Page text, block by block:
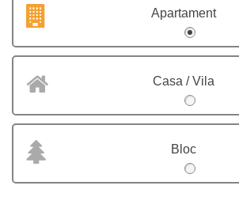
Apartament
Casa / Vila
Bloc